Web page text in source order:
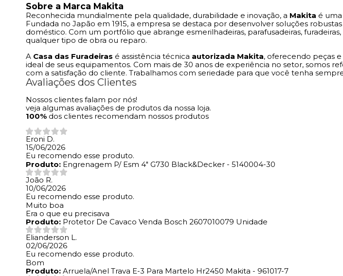
Sobre a Marca Makita
Reconhecida mundialmente pela qualidade, durabilidade e inovação, a Makita é
Fundada no Japão em 1915, a empresa se destaca por desenvolver soluções
doméstico. Com um portfólio que abrange esmerilhadeiras, parafusadeiras,
qualquer tipo de obra ou reparo.
A Casa das Furadeiras é assistência técnica autorizada Makita, oferecendo peças
ideal de seus equipamentos. Com mais de 30 anos de experiência no setor,
com a satisfação do cliente. Trabalhamos com seriedade para que você tenha
Avaliações dos Clientes
Nossos clientes falam por nós!
veja algumas avaliações de produtos da nossa loja.
100% dos clientes recomendam nossos produtos
Eroni D.
15/06/2026
Eu recomendo esse produto.
Produto: Engrenagem P/ Esm 4" G730 Black&Decker - 5140004-30
João R.
10/06/2026
Eu recomendo esse produto.
Muito boa
Era o que eu precisava
Produto: Protetor De Cavaco Venda Bosch 2607010079 Unidade
Elianderson L.
02/06/2026
Eu recomendo esse produto.
Bom
Produto: Arruela/Anel Trava E-3 Para Martelo Hr2450 Makita - 961017-7